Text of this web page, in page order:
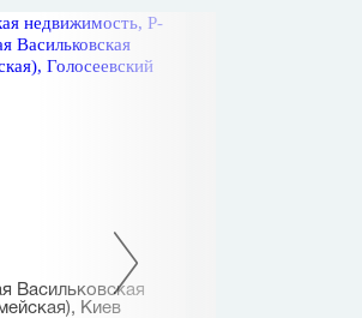
Васильковская
Киев